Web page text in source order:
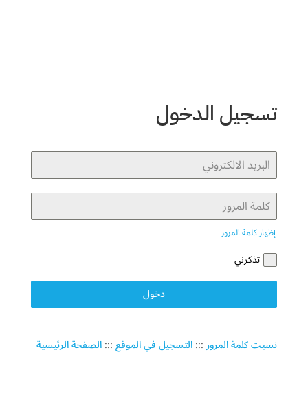
تسجيل الدخول
إظهار كلمة المرور
تذكرني
دخول
نسيت كلمة المرور:::التسجيل في الموقع:::الصفحة الرئيسية